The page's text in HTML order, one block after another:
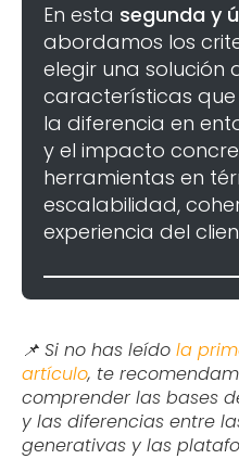
En esta segunda y
abordamos los
elegir una solución
características
la diferencia en
y el impacto
herramientas en
escalabilidad,
experiencia del
📌 Si no has leído la
artículo, te
comprender las bases
y las diferencias entre
generativas y las